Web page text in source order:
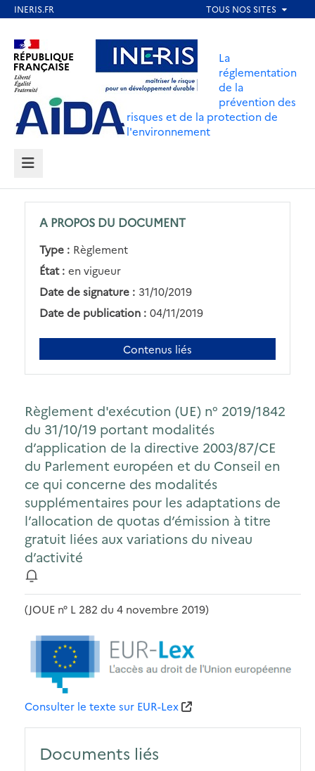
contenu
principal
Aller au contenu Aller au menu
Aller au pied de page
La
réglementation
de la
prévention des
risques et de la protection de
l'environnement
MENU
A PROPOS DU DOCUMENT
Type : Règlement
État : en vigueur
Date de signature : 31/10/2019
Date de publication : 04/11/2019
Contenus liés
Règlement d'exécution (UE) n° 2019/1842
du 31/10/19 portant modalités
d’application de la directive 2003/87/CE
du Parlement européen et du Conseil en
ce qui concerne des modalités
supplémentaires pour les adaptations de
l’allocation de quotas d’émission à titre
gratuit liées aux variations du niveau
d’activité
(JOUE n° L 282 du 4 novembre 2019)
Consulter le texte sur EUR-Lex
Documents liés